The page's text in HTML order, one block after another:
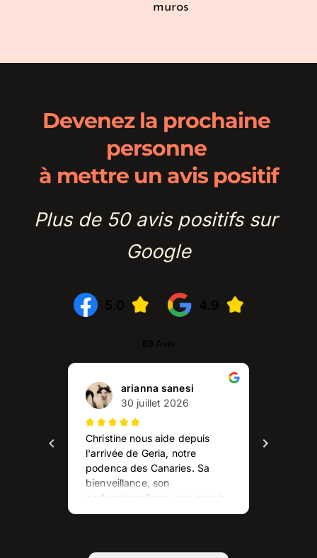
muros
Devenez la prochaine
personne
à mettre un avis positif
Plus de 50 avis positifs sur
Google